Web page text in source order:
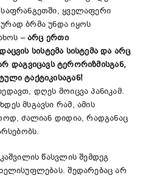
ყველაფერი
ბრმა უნდა იყოს
–არც ერთი
სისტემა სისტემა და არც
დაგვიცავს ტერორიზმისგან,
ტაქტიკისაგან!
დღეს მოიცვა პანიკამ.
მსგავსი რამ, ამის
ძალიან დიდია, რადგანაც
წასვლის შემდეგ
შედარებაც არ